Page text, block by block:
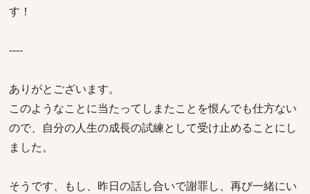
す！
----
ありがとございます。
このようなことに当たってしまたことを恨んでも仕方ない
ので、自分の人生の成長の試練として受け止めることにし
ました。
そうです、もし、昨日の話し合いで謝罪し、再び一緒にい